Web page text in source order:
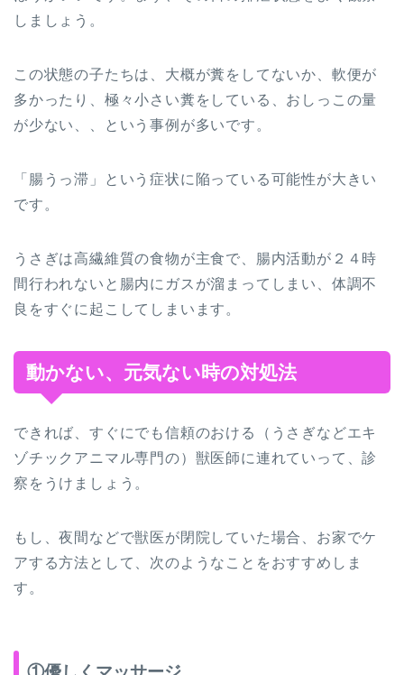
しましょう。
この状態の子たちは、大概が糞をしてないか、軟便が
多かったり、極々小さい糞をしている、おしっこの量
が少ない、、という事例が多いです。
「腸うっ滞」という症状に陥っている可能性が大きい
です。
うさぎは高繊維質の食物が主食で、腸内活動が２４時
間行われないと腸内にガスが溜まってしまい、体調不
良をすぐに起こしてしまいます。
動かない、元気ない時の対処法
できれば、すぐにでも信頼のおける（うさぎなどエキ
ゾチックアニマル専門の）獣医師に連れていって、診
察をうけましょう。
もし、夜間などで獣医が閉院していた場合、お家でケ
アする方法として、次のようなことをおすすめしま
す。